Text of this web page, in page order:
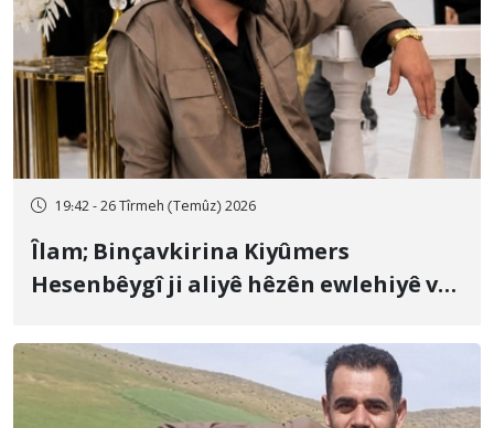
19:42 - 26 Tîrmeh (Temûz) 2026
Îlam; Binçavkirina Kiyûmers
Hesenbêygî ji aliyê hêzên ewlehiyê ve